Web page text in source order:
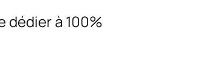
dédier à 100%